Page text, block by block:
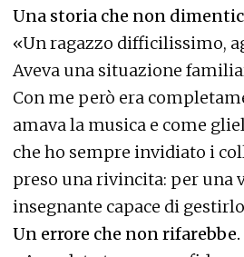
Una storia che non
«Un ragazzo difficilissimo,
Aveva una situazione
Con me però era
amava la musica e come
che ho sempre invidiato i
preso una rivincita: per una
insegnante capace di
Un errore che non rifarebbe.